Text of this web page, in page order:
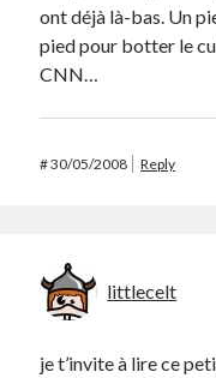
ont déjà là-bas. Un
pied pour botter le
CNN…
#30/05/2008 Reply
littlecelt
je t’invite à lire ce